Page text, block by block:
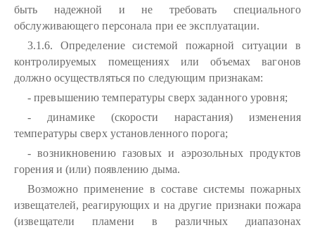
быть надежной и не требовать специального
обслуживающего персонала при ее эксплуатации.
3.1.6. Определение системой пожарной ситуации в
контролируемых помещениях или объемах вагонов
должно осуществляться по следующим признакам:
- превышению температуры сверх заданного уровня;
- динамике (скорости нарастания) изменения
температуры сверх установленного порога;
- возникновению газовых и аэрозольных продуктов
горения и (или) появлению дыма.
Возможно применение в составе системы пожарных
извещателей, реагирующих и на другие признаки пожара
(извещатели пламени в различных диапазонах